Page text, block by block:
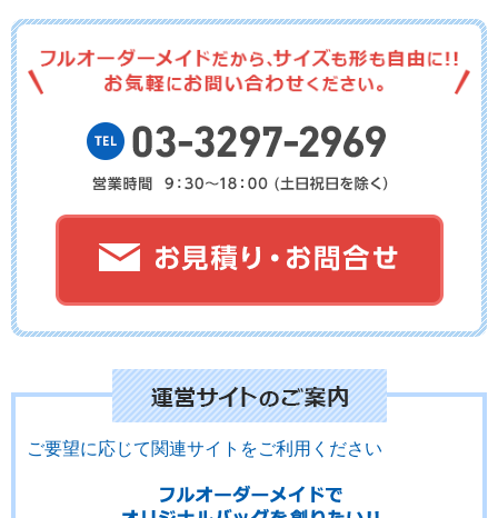
No.15-081 No.15-080 No.15-079
No.15-075 No.15-074 No.15-073
ご要望に応じて関連サイトをご利用ください